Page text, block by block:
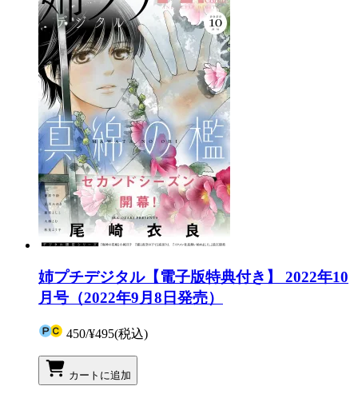
姉プチデジタル【電子版特典付き】 2022年10
月号（2022年9月8日発売）
450/¥495(税込)
カートに追加